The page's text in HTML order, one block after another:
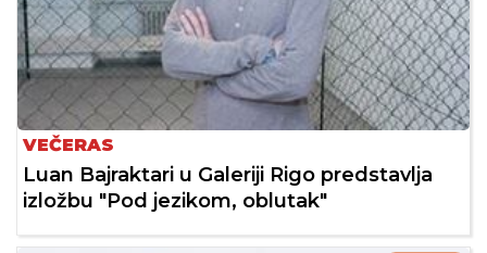
VEČERAS
Luan Bajraktari u Galeriji Rigo predstavlja
izložbu "Pod jezikom, oblutak"